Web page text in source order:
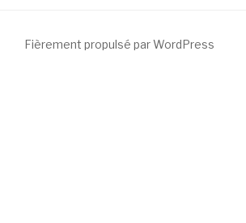
Fièrement propulsé par WordPress